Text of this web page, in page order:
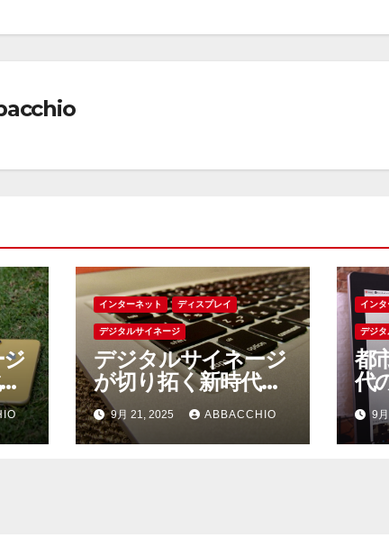
インターネット ディスプレイ
デジタルサイネージ
デジタルサイネージ
が切り拓く新時代の
情報発信と社会変革
の可能性
9月 21, 2025 ABBACCHIO
インタ
デジタ
都
代
ル
拓
9